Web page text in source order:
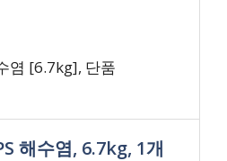
염 [6.7kg], 단품
해수염, 6.7kg, 1개